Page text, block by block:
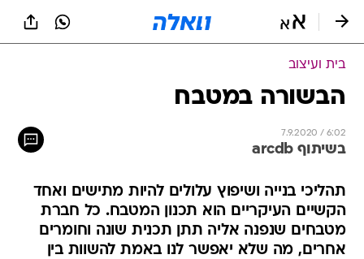
בית ועיצוב
הבשורה במטבח
7.9.2020 / 6:02
בשיתוף arcdb
תהליכי בנייה ושיפוץ עלולים להיות מתישים ואחד
הקשיים העיקריים הוא תכנון המטבח. כל חברת
מטבחים שנפנה אליה תתן תכנית שונה וחומרים
אחרים, מה שלא יאפשר לנו באמת להשוות בין